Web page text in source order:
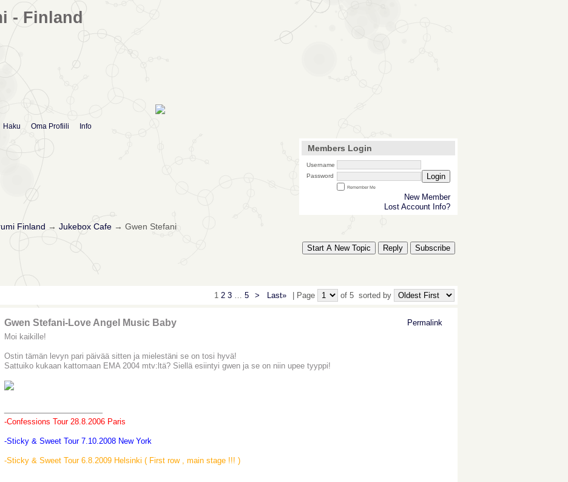
- Finland
Haku Oma Profiili Info
Members Login
Username
Password
Login
Remember Me
New Member
Lost Account Info?
Finland → Jukebox Cafe→ Gwen Stefani
Start A New Topic Reply Subscribe
1 2 3… 5 > Last» | Page of 5 sorted by
Gwen Stefani-Love Angel Music Baby
Permalink
Moi kaikille!
Ostin tämän levyn pari päivää sitten ja mielestäni se on tosi hyvä!
Sattuiko kukaan kattomaan EMA 2004 mtv:ltä? Siellä esiintyi gwen ja se on niin upee tyyppi!
-Confessions Tour 28.8.2006 Paris
-Sticky & Sweet Tour 7.10.2008 New York
-Sticky & Sweet Tour 6.8.2009 Helsinki ( First row , main stage !!! )